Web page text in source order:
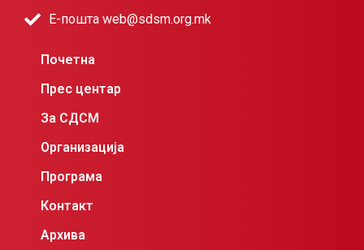
Е-пошта web@sdsm.org.mk
Почетна
Прес центар
За СДСМ
Организација
Програма
Контакт
Архива